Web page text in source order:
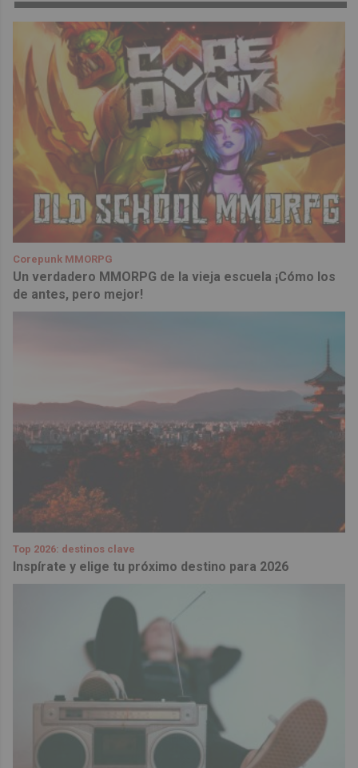
Corepunk MMORPG
Un verdadero MMORPG de la vieja escuela ¡Cómo los
de antes, pero mejor!
Top 2026: destinos clave
Inspírate y elige tu próximo destino para 2026